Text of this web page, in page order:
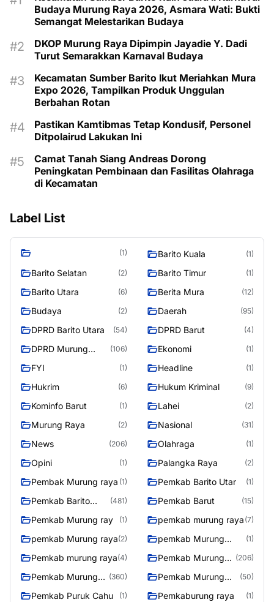
Budaya Murung Raya 2026, Asmara Wati: Bukti
Semangat Melestarikan Budaya
DKOP Murung Raya Dipimpin Jayadie Y. Dadi
Turut Semarakkan Karnaval Budaya
Kecamatan Sumber Barito Ikut Meriahkan Mura
Expo 2026, Tampilkan Produk Unggulan
Berbahan Rotan
Pastikan Kamtibmas Tetap Kondusif, Personel
Ditpolairud Lakukan Ini
Camat Tanah Siang Andreas Dorong
Peningkatan Pembinaan dan Fasilitas Olahraga
di Kecamatan
Label List
(1) Barito Kuala (1)
Barito Selatan (2) Barito Timur (1)
Barito Utara (6) Berita Mura (12)
Budaya (2) Daerah (95)
DPRD Barito Utara (54) DPRD Barut (4)
DPRD Murung
Raya
(106) Ekonomi (1)
FYI (1) Headline (1)
Hukrim (6) Hukum Kriminal (9)
Kominfo Barut (1) Lahei (2)
Murung Raya (2) Nasional (31)
News (206) Olahraga (1)
Opini (1) Palangka Raya (2)
Pembak Murung raya (1) Pemkab Barito Utar (1)
Pemkab Barito
Utara
(481) Pemkab Barut (15)
Pemkab Murung ray (1) pemkab murung raya (7)
pemkab Murung raya(2)
pemkab Murung
Raya
(1)
Pemkab murung raya(4)
Pemkab Murung
raya
(206)
Pemkab Murung
Raya
(360)
Pemkab Murung
Raya 4
(50)
Pemkab Puruk Cahu (1) Pemkaburung raya (1)